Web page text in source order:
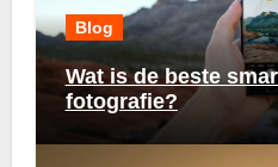
Blog
Wat is de beste
fotografie?